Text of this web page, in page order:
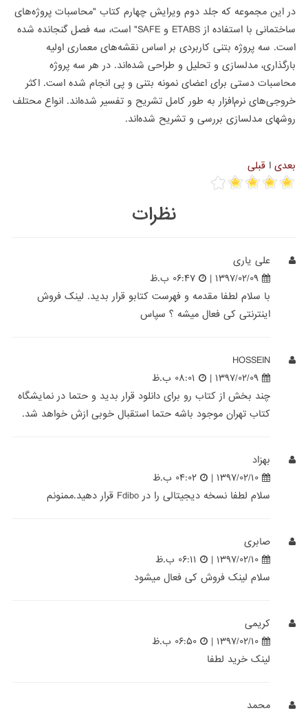
در این مجموعه که جلد دوم ویرایش چهارم کتاب "محاسبات پروژه‌های
ساختمانی با استفاده از ETABS و SAFE" است، سه فصل گنجانده شده
است. سه پروژه بتنی کاربردی بر اساس نقشه‌های معماری اولیه
بارگذاری، مدلسازی و تحلیل و طراحی شده‌اند. در هر سه پروژه
محاسبات دستی برای اعضای نمونه بتنی و پی انجام شده است. اکثر
خروجی‌های نرم‌افزار به طور کامل تشریح و تفسیر شده‌اند. انواع محتلف
روشهای مدلسازی بررسی و تشریح شده‌اند.
بعدی ا قبلی
نظرات
علی یاری
۱۳۹۷/۰۲/۰۹ |
۰۶:۴۷ ب.ظ
با سلام لطفا مقدمه و فهرست کتابو قرار بدید. لینک فروش
اینترنتی کی فعال میشه ؟ سپاس
HOSSEIN
۱۳۹۷/۰۲/۰۹ |
۰۸:۰۱ ب.ظ
چند بخش از کتاب رو برای دانلود قرار بدید و حتما در نمایشگاه
کتاب تهران موجود باشه حتما استقبال خوبی ازش خواهد شد.
بهزاد
۱۳۹۷/۰۲/۱۰ |
۰۴:۰۲ ب.ظ
سلام لطفا نسخه دیجیتالی را در Fdibo قرار دهید.ممنونم
صابری
۱۳۹۷/۰۲/۱۰ |
۰۶:۱۱ ب.ظ
سلام لینک فروش کی فعال میشود
کریمی
۱۳۹۷/۰۲/۱۰ |
۰۶:۵۰ ب.ظ
لینک خرید لطفا
محمد